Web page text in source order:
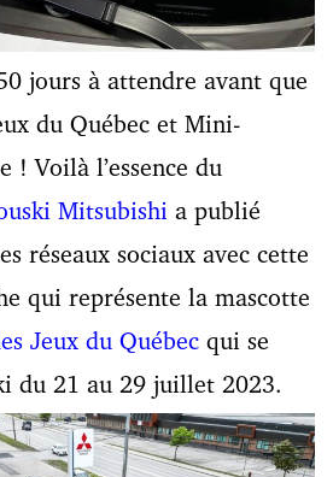
jours à attendre avant que
du Québec et Mini-
! Voilà l’essence du
Mitsubishi a publié
réseaux sociaux avec cette
qui représente la mascotte
Jeux du Québec qui se
du 21 au 29 juillet 2023.